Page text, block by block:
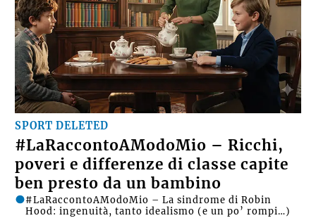
SPORT DELETED
#LaRaccontoAModoMio – Ricchi,
poveri e differenze di classe capite
ben presto da un bambino
#LaRaccontoAModoMio – La sindrome di Robin
Hood: ingenuità, tanto idealismo (e un po’ rompi…)